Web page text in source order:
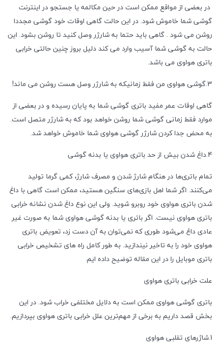
در بعضی از مواقع ممکن است در حین مکالمه یا جستجو در اینترنت
گوشی شما خاموش شود. در این حالت گاهی اوقات خود گوشی مجددا
روشن می شود . گاهی باید حتما به شارژر وصل کنید تا روشن بشود. این
حالت به گوشی شما آسیب وارد می کند دلیل بروز چنین حالتی خرابی
باتری هواوی می باشد.
3.گوشی هواوی من فقط زمانیکه به شارژر وصل هست روشن می ماند!
گاهی اوقات عمر مفید باتری گوشی شما به پایان رسیده و در بعضی از
موارد فقط زمانی گوشی شما روشن خواهد بود که به شارژر متصل است.
به محض جدا کردن شارژر گوشی هواوی شما خاموش خواهد شد.
4.داغ شدن بیش از حد باتری هواوی یا بدنه گوشی
تمام باتری‌ها در هنگام شارژ شدن و مصرف شارژ، کمی گرما تولید
می‌کنند. اگر شما اهل بازی‌های سنگین هستید، ممکن است گاهی با داغ
شدن باتری هواوی خود روبرو شوید. ولی این نوع داغ شدن نشانه خرابی
باتری هواوی نیست. اگر باتری یا بدنه گوشی هواوی شما به صورت غیر
عادی داغ می‌شود طوری که نمی‌توان به آن دست زد، تعویض باتری
هواوی خود را به تاخیر نیندازید. به طور کامل راه های تشخیص خرابی
باتری موبایل را در این مقاله توضیح داده ایم.
علت خرابی باتری هواوی
باتری گوشی هواوی ممکن است به دلایل مختلفی خراب شود. در این
بخش قصد داریم به برخی از مهم‌ترین علل خرابی باتری هواوی بپردازیم.
1.شاژرهای تقلبی هواوی